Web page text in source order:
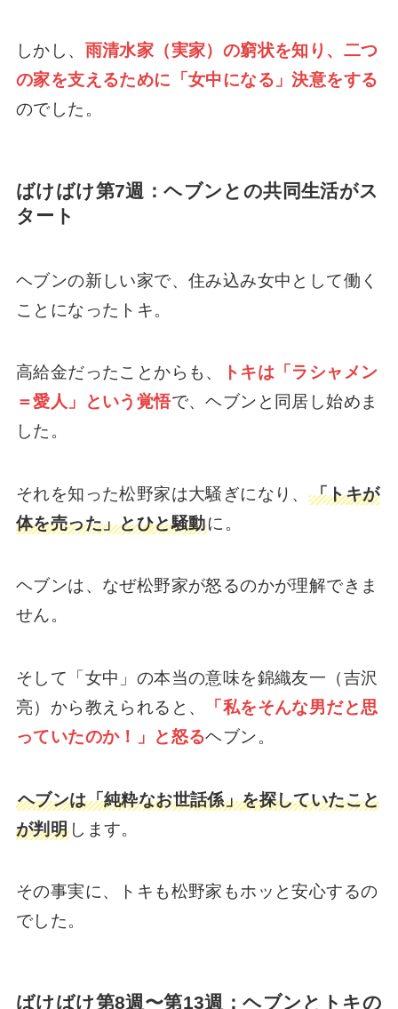
しかし、 雨清水家（実家）の窮状を知り、二つ
の家を支えるために「女中になる」決意をする
のでした。
ばけばけ第7週：ヘブンとの共同生活がス
タート
ヘブンの新しい家で、住み込み女中として働く
ことになったトキ。
高給金だったことからも、
トキは「ラシャメン
＝愛人」という覚悟で、ヘブンと同居し始めま
した。
それを知った松野家は大騒ぎになり、 「トキが
体を売った」とひと騒動に。
ヘブンは、なぜ松野家が怒るのかが理解できま
せん。
そして「女中」の本当の意味を錦織友一（吉沢
亮）から教えられると、
「私をそんな男だと思
っていたのか！」と怒るヘブン。
ヘブンは「純粋なお世話係」を探していたこと
が判明 します。
その事実に、トキも松野家もホッと安心するの
でした。
ばけばけ第8週〜第13週：ヘブンとトキの